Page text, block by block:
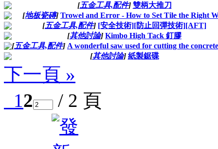
[五金工具,配件] 雙柄大推刀
[地板瓷磚] Trowel and Error - How to Set Tile the Right
[五金工具,配件] [安全技術][防止回彈技術][AFT]
[其他討論] Kimbo High Tack 釘膠
[五金工具,配件] A wonderful saw used for cutting the
[其他討論] 紙製鋸碟
下一頁 »
12 / 2 頁